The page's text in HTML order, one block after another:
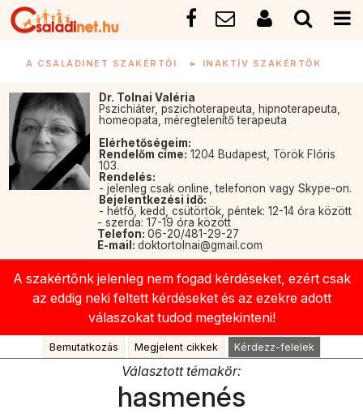
A CSALÁDINET SZAKÉRTŐI ► INAKTÍV SZAKÉRTŐK
Dr. Tolnai Valéria
Pszichiáter, pszichoterapeuta, hipnoterapeuta,
homeopata, méregtelenítő terapeuta
Elérhetőségeim:
Rendelőm címe: 1204 Budapest, Török Flóris
103.
Rendelés:
- jelenleg csak online, telefonon vagy Skype-on.
Bejelentkezési idő:
- hétfő, kedd, csütörtök, péntek: 12-14 óra között
- szerda: 17-19 óra között
Telefon: 06-20/481-29-27
E-mail: doktortolnai@gmail.com
A szakértőnk jelenleg nem fogad kérdéseket, ezért csak
az eddig neki feltett kérdéseket és az ezekre adott
válaszokat tudod megtekinteni!
Bemutatkozás Megjelent cikkek Kérdezz-felelek
Választott témakör:
hasmenés